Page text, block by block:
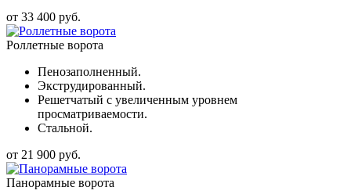
от 33 400 руб.
Роллетные ворота
Пенозаполненный.
Экструдированный.
Решетчатый с увеличенным уровнем
просматриваемости.
Стальной.
от 21 900 руб.
Панорамные ворота